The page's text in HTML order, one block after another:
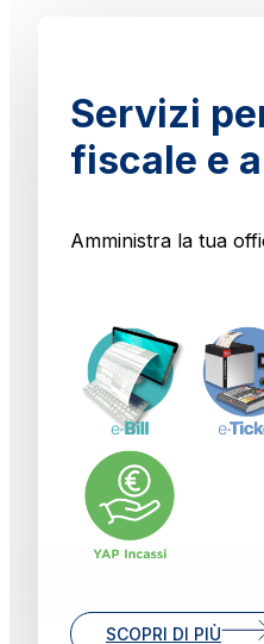
Servizi
fiscale e
Amministra la tua
SCOPRI DI PIÙ